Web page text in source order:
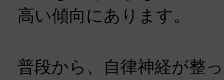
高い傾向にあります。
普段から、自律神経が整